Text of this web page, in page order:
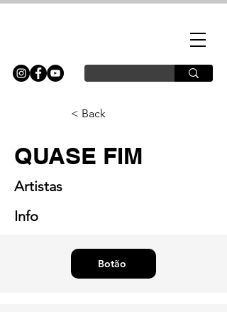
< Back
QUASE FIM
Artistas
Info
Botão